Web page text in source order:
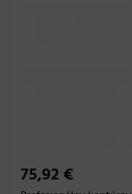
75,92 €